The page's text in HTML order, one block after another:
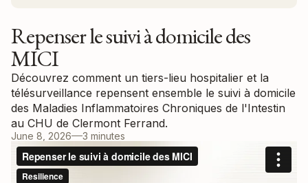
Repenser le suivi à domicile des
MICI
Découvrez comment un tiers-lieu hospitalier et la
télésurveillance repensent ensemble le suivi à domicile
des Maladies Inflammatoires Chroniques de l'Intestin
au CHU de Clermont Ferrand.
June 8, 2026 3 minutes